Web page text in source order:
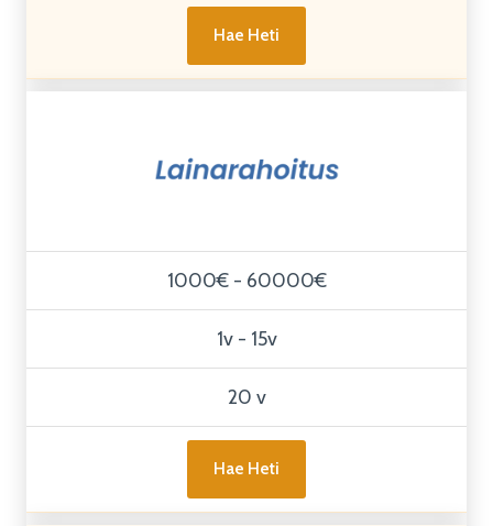
Hae Heti
1000€ - 60000€
1v - 15v
20 v
Hae Heti